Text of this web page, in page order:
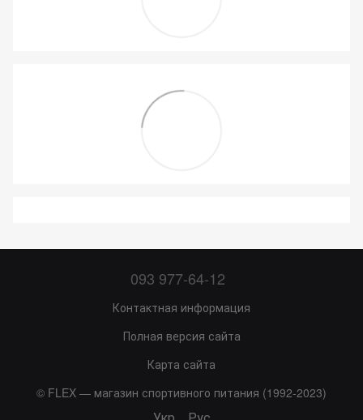
093 977-64-12
Контактная информация
Полная версия сайта
Карта сайта
© FLEX — магазин спортивного питания (1992-2023)